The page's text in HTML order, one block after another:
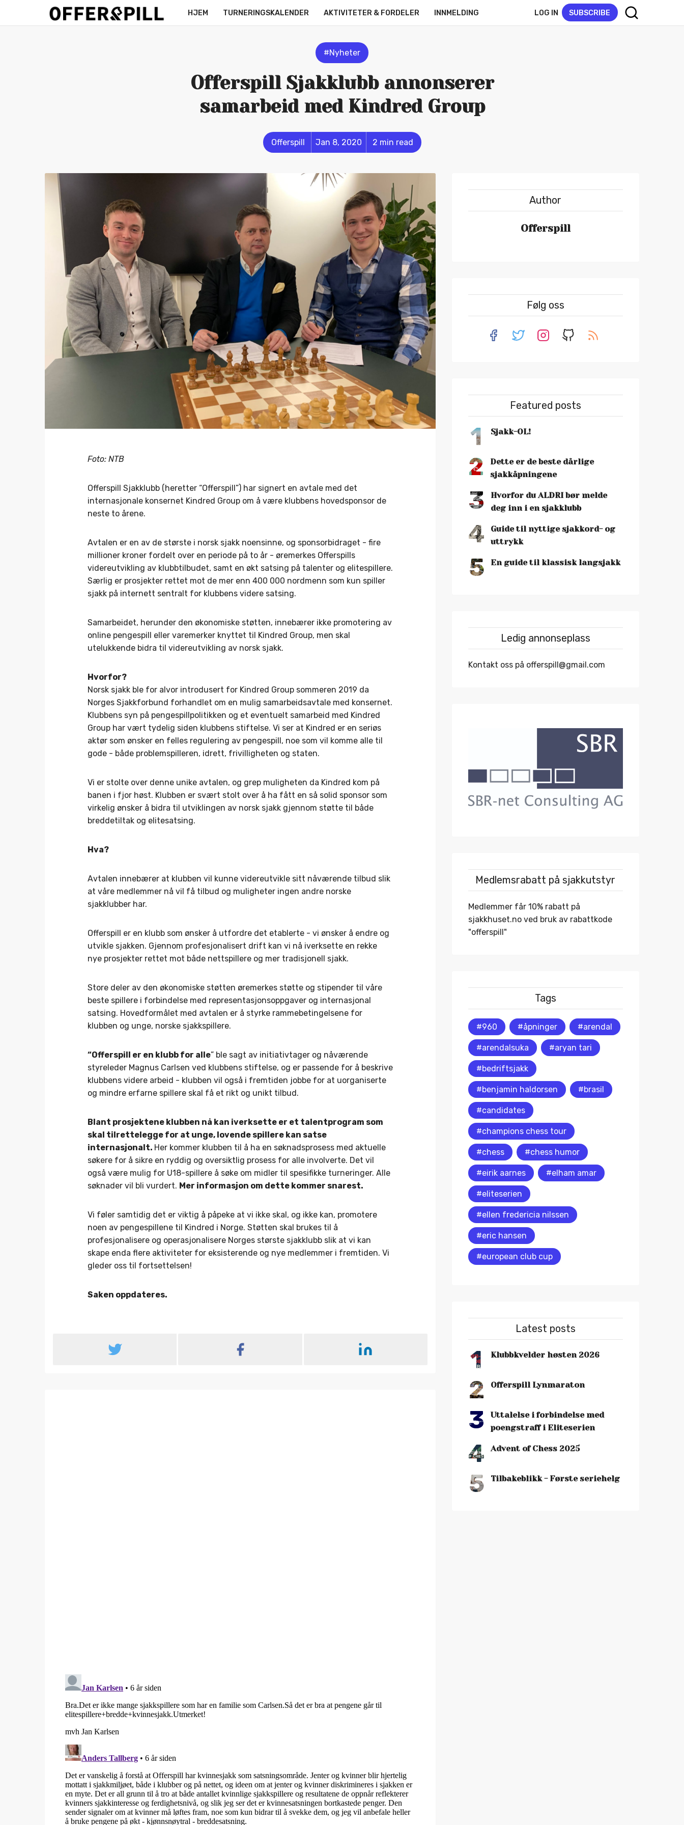
HJEM TURNERINGSKALENDER AKTIVITETER & FORDELER INNMELDING LOG IN SUBSCRIBE
#Nyheter
Offerspill Sjakklubb annonserer
samarbeid med Kindred Group
Offerspill Jan 8, 2020 2 min read
Foto: NTB
Offerspill Sjakklubb (heretter “Offerspill”) har signert en avtale med det
internasjonale konsernet Kindred Group om å være klubbens hovedsponsor de
neste to årene.
Avtalen er en av de største i norsk sjakk noensinne, og sponsorbidraget - fire
millioner kroner fordelt over en periode på to år - øremerkes Offerspills
videreutvikling av klubbtilbudet, samt en økt satsing på talenter og elitespillere.
Særlig er prosjekter rettet mot de mer enn 400 000 nordmenn som kun spiller
sjakk på internett sentralt for klubbens videre satsing.
Samarbeidet, herunder den økonomiske støtten, innebærer ikke promotering av
online pengespill eller varemerker knyttet til Kindred Group, men skal
utelukkende bidra til videreutvikling av norsk sjakk.
Hvorfor?
Norsk sjakk ble for alvor introdusert for Kindred Group sommeren 2019 da
Norges Sjakkforbund forhandlet om en mulig samarbeidsavtale med konsernet.
Klubbens syn på pengespillpolitikken og et eventuelt samarbeid med Kindred
Group har vært tydelig siden klubbens stiftelse. Vi ser at Kindred er en seriøs
aktør som ønsker en felles regulering av pengespill, noe som vil komme alle til
gode - både problemspilleren, idrett, frivilligheten og staten.
Vi er stolte over denne unike avtalen, og grep muligheten da Kindred kom på
banen i fjor høst. Klubben er svært stolt over å ha fått en så solid sponsor som
virkelig ønsker å bidra til utviklingen av norsk sjakk gjennom støtte til både
breddetiltak og elitesatsing.
Hva?
Avtalen innebærer at klubben vil kunne videreutvikle sitt nåværende tilbud slik
at våre medlemmer nå vil få tilbud og muligheter ingen andre norske
sjakklubber har.
Offerspill er en klubb som ønsker å utfordre det etablerte - vi ønsker å endre og
utvikle sjakken. Gjennom profesjonalisert drift kan vi nå iverksette en rekke
nye prosjekter rettet mot både nettspillere og mer tradisjonell sjakk.
Store deler av den økonomiske støtten øremerkes støtte og stipender til våre
beste spillere i forbindelse med representasjonsoppgaver og internasjonal
satsing. Hovedformålet med avtalen er å styrke rammebetingelsene for
klubben og unge, norske sjakkspillere.
“Offerspill er en klubb for alle” ble sagt av initiativtager og nåværende
styreleder Magnus Carlsen ved klubbens stiftelse, og er passende for å beskrive
klubbens videre arbeid - klubben vil også i fremtiden jobbe for at uorganiserte
og mindre erfarne spillere skal få et rikt og unikt tilbud.
Blant prosjektene klubben nå kan iverksette er et talentprogram som
skal tilrettelegge for at unge, lovende spillere kan satse
internasjonalt. Her kommer klubben til å ha en søknadsprosess med aktuelle
søkere for å sikre en ryddig og oversiktlig prosess for alle involverte. Det vil
også være mulig for U18-spillere å søke om midler til spesifikke turneringer. Alle
søknader vil bli vurdert. Mer informasjon om dette kommer snarest.
Vi føler samtidig det er viktig å påpeke at vi ikke skal, og ikke kan, promotere
noen av pengespillene til Kindred i Norge. Støtten skal brukes til å
profesjonalisere og operasjonalisere Norges største sjakklubb slik at vi kan
skape enda flere aktiviteter for eksisterende og nye medlemmer i fremtiden. Vi
gleder oss til fortsettelsen!
Saken oppdateres.
Author
Offerspill
Følg oss
Featured posts
1 Sjakk-OL!
2
Dette er de beste dårlige
sjakkåpningene
3
Hvorfor du ALDRI bør melde
deg inn i en sjakklubb
4
Guide til nyttige sjakkord- og
uttrykk
5 En guide til klassisk langsjakk
Ledig annonseplass
Kontakt oss på offerspill@gmail.com
Medlemsrabatt på sjakkutstyr
Medlemmer får 10% rabatt på
sjakkhuset.no ved bruk av rabattkode
"offerspill"
Tags
#960 #åpninger #arendal
#arendalsuka #aryan tari
#bedriftsjakk
#benjamin haldorsen #brasil
#candidates
#champions chess tour
#chess #chess humor
#eirik aarnes #elham amar
#eliteserien
#ellen fredericia nilssen
#eric hansen
#european club cup
Latest posts
1 Klubbkvelder høsten 2026
2 Offerspill Lynmaraton
3
Uttalelse i forbindelse med
poengstraff i Eliteserien
4 Advent of Chess 2025
5 Tilbakeblikk - Første seriehelg